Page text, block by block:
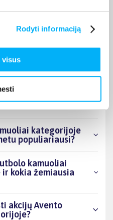
Rodyti informaciją
visus
kategorijoje
populiariausi?
kamuoliai
kokia žemiausia
akcijų Avento